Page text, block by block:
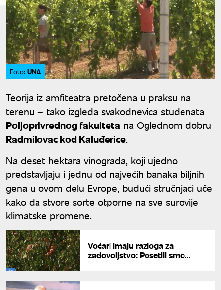
Foto: UNA
Teorija iz amfiteatra pretočena u praksu na
terenu – tako izgleda svakodnevica studenata
Poljoprivrednog fakulteta na Oglednom dobru
Radmilovac kod Kaluđerice.
Na deset hektara vinograda, koji ujedno
predstavljaju i jednu od najvećih banaka biljnih
gena u ovom delu Evrope, budući stručnjaci uče
kako da stvore sorte otporne na sve surovije
klimatske promene.
Voćari imaju razloga za
zadovoljstvo: Posetili smo